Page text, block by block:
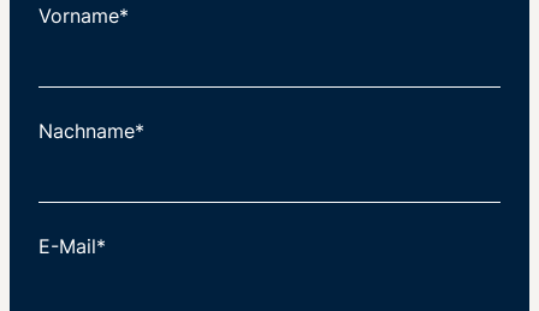
Vorname*
Nachname*
E-Mail*